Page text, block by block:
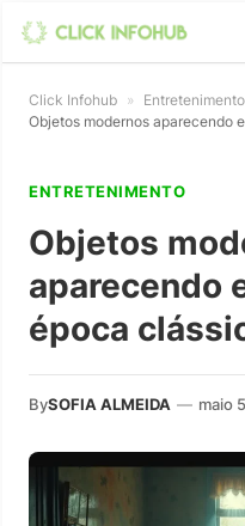
Click Infohub » Entretenimento
Objetos modernos aparecendo
ENTRETENIMENTO
Objetos
aparecendo
época
BySOFIA ALMEIDA — maio